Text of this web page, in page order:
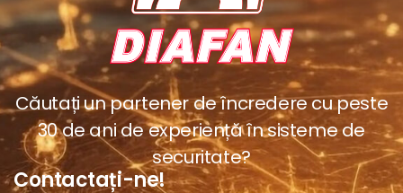
Căutați un partener de încredere cu peste
30 de ani de experiență în sisteme de
securitate?
Contactați-ne!